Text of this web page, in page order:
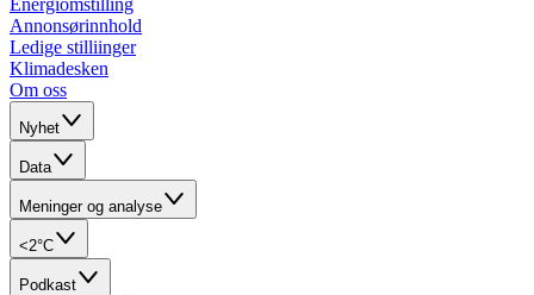
Energiomstilling
Annonsørinnhold
Ledige stilliinger
Klimadesken
Om oss
Nyhet
Data
Meninger og analyse
<2°C
Podkast